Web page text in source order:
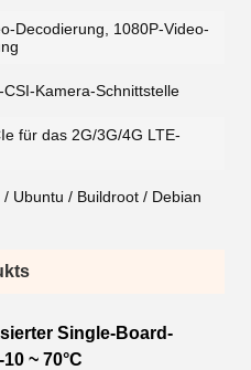
Decodierung, 1080P-Video-
CSI-Kamera-Schnittstelle
für das 2G/3G/4G LTE-
/ Ubuntu / Buildroot / Debian
Single-Board-
~ 70°C